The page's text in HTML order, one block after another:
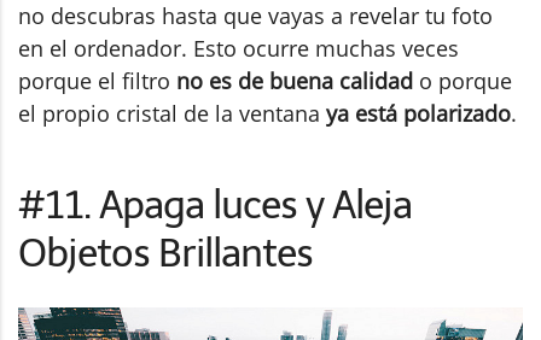
no descubras hasta que vayas a revelar tu foto
en el ordenador. Esto ocurre muchas veces
porque el filtro no es de buena calidad o porque
el propio cristal de la ventana ya está polarizado.
#11. Apaga luces y Aleja
Objetos Brillantes